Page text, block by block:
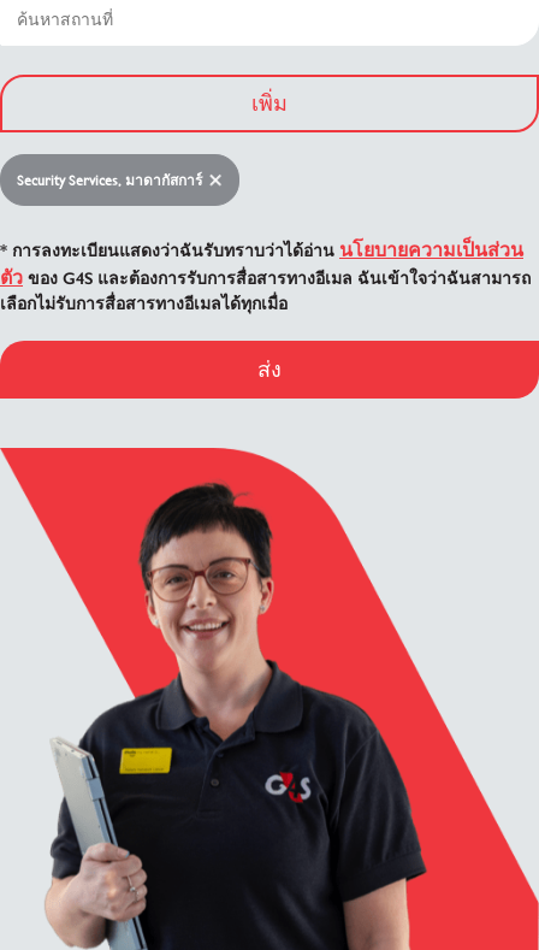
เพิ่ม
Security Services, มาดากัสการ์
* การลงทะเบียนแสดงว่าฉันรับทราบว่าได้อ่าน นโยบายความเป็นส่วน
ตัว ของ G4S และต้องการรับการสื่อสารทางอีเมล ฉันเข้าใจว่าฉันสามารถ
เลือกไม่รับการสื่อสารทางอีเมลได้ทุกเมื่อ
ส่ง